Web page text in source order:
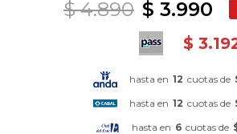
$ 3.990
$ 4.890
$
hasta en 12 cuotas de
hasta en 12 cuotas de
hasta en 6 cuotas de